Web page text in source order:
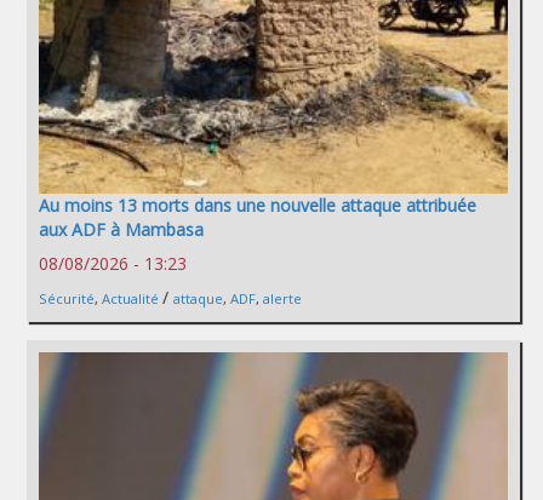
Au moins 13 morts dans une nouvelle attaque attribuée
aux ADF à Mambasa
08/08/2026 - 13:23
Sécurité, Actualité / attaque, ADF, alerte